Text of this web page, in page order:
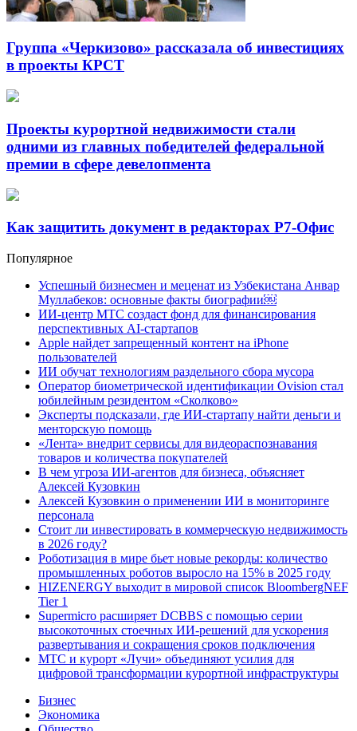
Группа «Черкизово» рассказала об инвестициях
в проекты КРСТ
Проекты курортной недвижимости стали
одними из главных победителей федеральной
премии в сфере девелопмента
Как защитить документ в редакторах Р7-Офис
Популярное
Успешный бизнесмен и меценат из Узбекистана Анвар
Муллабеков: основные факты биографии￼
ИИ-центр МТС создаст фонд для финансирования
перспективных AI-стартапов
Apple найдет запрещенный контент на iPhone
пользователей
ИИ обучат технологиям раздельного сбора мусора
Оператор биометрической идентификации Ovision стал
юбилейным резидентом «Сколково»
Эксперты подсказали, где ИИ-стартапу найти деньги и
менторскую помощь
«Лента» внедрит сервисы для видеораспознавания
товаров и количества покупателей
В чем угроза ИИ-агентов для бизнеса, объясняет
Алексей Кузовкин
Алексей Кузовкин о применении ИИ в мониторинге
персонала
Стоит ли инвестировать в коммерческую недвижимость
в 2026 году?
Роботизация в мире бьет новые рекорды: количество
промышленных роботов выросло на 15% в 2025 году
HIZENERGY выходит в мировой список BloombergNEF
Tier 1
Supermicro расширяет DCBBS с помощью серии
высокоточных стоечных ИИ-решений для ускорения
развертывания и сокращения сроков подключения
МТС и курорт «Лучи» объединяют усилия для
цифровой трансформации курортной инфраструктуры
Бизнес
Экономика